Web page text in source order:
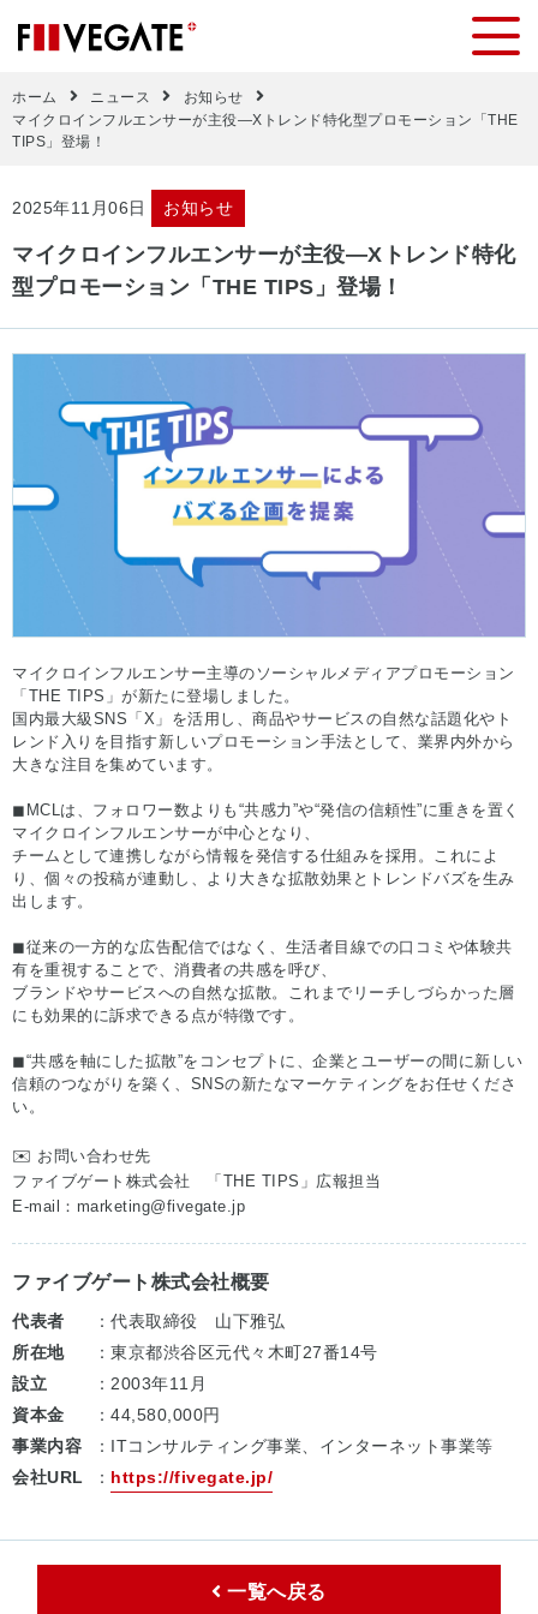
ホーム ニュース
お知らせ
マイクロインフルエンサーが主役―Xトレンド特化型プロモーション「THE
TIPS」登場！
2025年11月06日 お知らせ
マイクロインフルエンサーが主役―Xトレンド特化
型プロモーション「THE TIPS」登場！
マイクロインフルエンサー主導のソーシャルメディアプロモーション
「 THE TIPS 」が新たに登場しました。
国内最大級SNS「X」を活用し、商品やサービスの自然な話題化や ト
レンド入り を目指す新しいプロモーション手法として、業界内外から
大きな注目を集めています。
◼︎MCLは、フォロワー数よりも“共感力”や“発信の信頼性”に重きを置く
マイクロインフルエンサーが中心となり、
チームとして連携しながら情報を発信する仕組みを採用。これによ
り、個々の投稿が連動し、より大きな拡散効果とトレンドバズを生み
出します。
◼︎従来の一方的な広告配信ではなく、生活者目線での口コミや体験共
有を重視することで、消費者の共感を呼び、
ブランドやサービスへの自然な拡散。これまでリーチしづらかった層
にも効果的に訴求できる点が特徴です。
◼︎“共感を軸にした拡散”をコンセプトに、企業とユーザーの間に新しい
信頼のつながりを築く、 SNSの新たなマーケティングをお任せくださ
い。
✉️ お問い合わせ先
ファイブゲート株式会社 「THE TIPS」広報担当
E-mail：marketing@fivegate.jp
ファイブゲート株式会社概要
代表者
：代表取締役 山下雅弘
所在地
：東京都渋谷区元代々木町27番14号
設立
：2003年11月
資本金
：44,580,000円
事業内容
：ITコンサルティング事業、インターネット事業等
会社URL
： https://fivegate.jp/
一覧へ戻る